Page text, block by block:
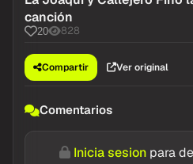
@Resumidoinfo Twitter / X
La Joaqui y Callejero Fino
canción
20 828
Comentarios